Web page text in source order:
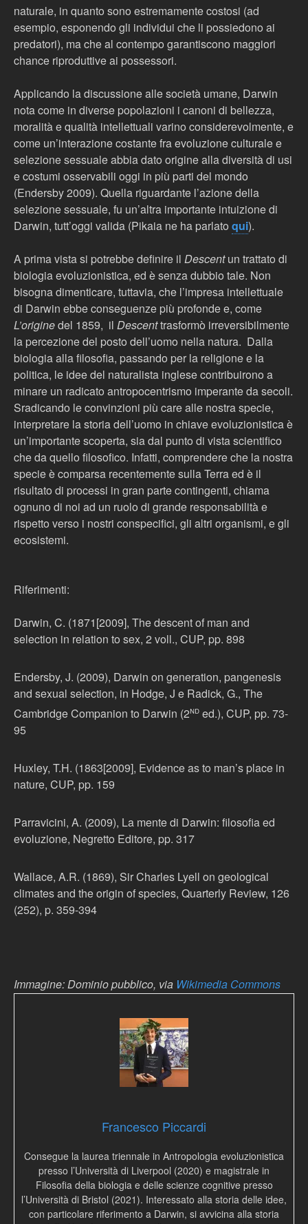
naturale, in quanto sono estremamente costosi (ad
esempio, esponendo gli individui che li possiedono ai
predatori), ma che al contempo garantiscono maggiori
chance riproduttive ai possessori.
Applicando la discussione alle società umane, Darwin
nota come in diverse popolazioni i canoni di bellezza,
moralità e qualità intellettuali varino considerevolmente, e
come un’interazione costante fra evoluzione culturale e
selezione sessuale abbia dato origine alla diversità di usi
e costumi osservabili oggi in più parti del mondo
(Endersby 2009). Quella riguardante l’azione della
selezione sessuale, fu un’altra importante intuizione di
Darwin, tutt’oggi valida (Pikaia ne ha parlato qui).
A prima vista si potrebbe definire il Descentun trattato di
biologia evoluzionistica, ed è senza dubbio tale. Non
bisogna dimenticare, tuttavia, che l’impresa intellettuale
di Darwin ebbe conseguenze più profonde e, come
L’originedel 1859, il Descenttrasformò irreversibilmente
la percezione del posto dell’uomo nella natura. Dalla
biologia alla filosofia, passando per la religione e la
politica, le idee del naturalista inglese contribuirono a
minare un radicato antropocentrismo imperante da secoli.
Sradicando le convinzioni più care alle nostra specie,
interpretare la storia dell’uomo in chiave evoluzionistica è
un’importante scoperta, sia dal punto di vista scientifico
che da quello filosofico. Infatti, comprendere che la nostra
specie è comparsa recentemente sulla Terra ed è il
risultato di processi in gran parte contingenti, chiama
ognuno di noi ad un ruolo di grande responsabilità e
rispetto verso i nostri conspecifici, gli altri organismi, e gli
ecosistemi.
Riferimenti:
Darwin, C. (1871[2009], The descent of man and
selection in relation to sex, 2 voll., CUP, pp. 898
Endersby, J. (2009), Darwin on generation, pangenesis
and sexual selection, in Hodge, J e Radick, G., The
Cambridge Companion to Darwin (2nd ed.), CUP, pp. 73-
95
Huxley, T.H. (1863[2009], Evidence as to man’s place in
nature, CUP, pp. 159
Parravicini, A. (2009), La mente di Darwin: filosofia ed
evoluzione, Negretto Editore, pp. 317
Wallace, A.R. (1869), Sir Charles Lyell on geological
climates and the origin of species, Quarterly Review, 126
(252), p. 359-394
Immagine: Dominio pubblico, via Wikimedia Commons
Francesco Piccardi
Consegue la laurea triennale in Antropologia evoluzionistica
presso l’Università di Liverpool (2020) e magistrale in
Filosofia della biologia e delle scienze cognitive presso
l’Università di Bristol (2021). Interessato alla storia delle idee,
con particolare riferimento a Darwin, si avvicina alla storia